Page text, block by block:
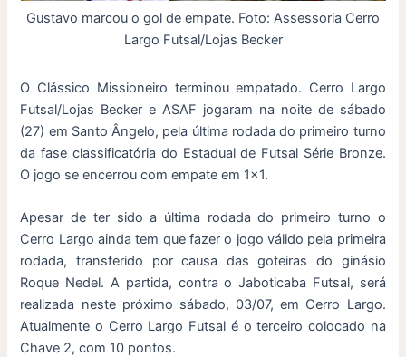
Gustavo marcou o gol de empate. Foto: Assessoria Cerro
Largo Futsal/Lojas Becker
O Clássico Missioneiro terminou empatado. Cerro Largo
Futsal/Lojas Becker e ASAF jogaram na noite de sábado
(27) em Santo Ângelo, pela última rodada do primeiro turno
da fase classificatória do Estadual de Futsal Série Bronze.
O jogo se encerrou com empate em 1×1.
Apesar de ter sido a última rodada do primeiro turno o
Cerro Largo ainda tem que fazer o jogo válido pela primeira
rodada, transferido por causa das goteiras do ginásio
Roque Nedel. A partida, contra o Jaboticaba Futsal, será
realizada neste próximo sábado, 03/07, em Cerro Largo.
Atualmente o Cerro Largo Futsal é o terceiro colocado na
Chave 2, com 10 pontos.